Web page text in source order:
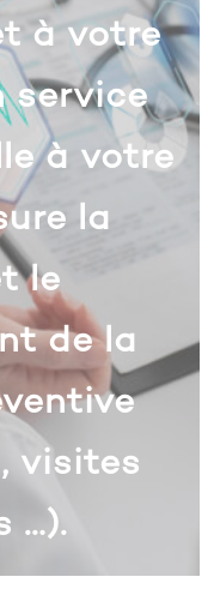
à votre
service
à votre
la
le
de la
visites
…).